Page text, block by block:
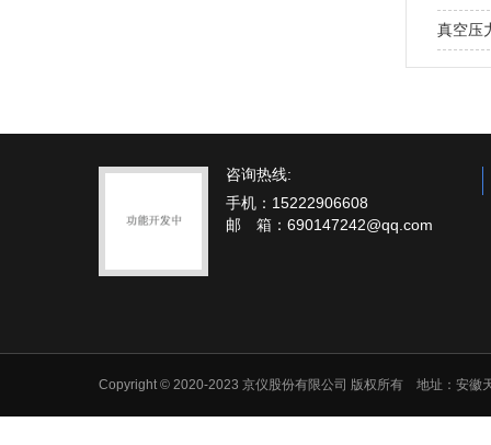
真空压
咨询热线:
手机：15222906608
邮 箱：690147242@qq.com
Copyright © 2020-2023 京仪股份有限公司 版权所有 地址：安